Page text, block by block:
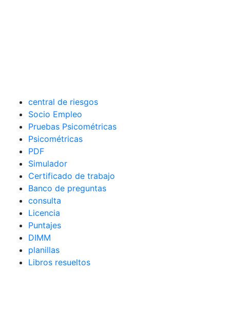
central de riesgos
Socio Empleo
Pruebas Psicométricas
Psicométricas
PDF
Simulador
Certificado de trabajo
Banco de preguntas
consulta
Licencia
Puntajes
DIMM
planillas
Libros resueltos